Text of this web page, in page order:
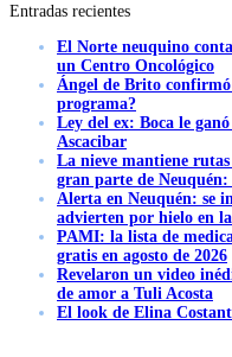
Entradas recientes
El Norte neuquino
un Centro Oncológico
Ángel de Brito
programa?
Ley del ex: Boca le
Ascacibar
La nieve mantiene
gran parte de Neuquén:
Alerta en Neuquén: se
advierten por hielo en
PAMI: la lista de
gratis en agosto de 2026
Revelaron un video
de amor a Tuli Acosta
El look de Elina